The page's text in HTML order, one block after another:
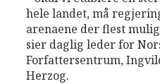
hele landet, må
arenaene der flest
sier daglig leder for
Forfattersentrum,
Herzog.